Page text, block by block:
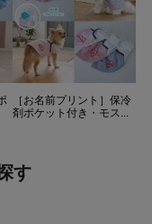
［お名前プリント］保冷
剤ポケット付き・モス...
す